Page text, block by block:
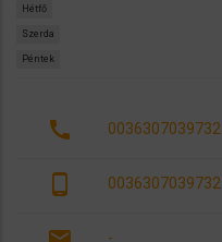
Hétfő
Szerda
Péntek
call 0036307039732
phone_android 0036307039732
-